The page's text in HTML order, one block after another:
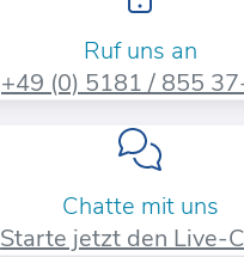
Ruf uns an
+49 (0) 5181 / 855
Chatte mit uns
Starte jetzt den Live-